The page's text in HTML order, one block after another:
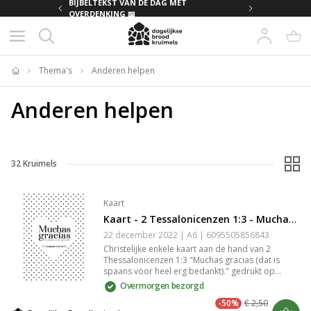
BIJBELTEKST VAN DE DAG MET
OVERDENKING 📖
Home
Thema's Anderen helpen
Anderen helpen
32Kruimels
Kaart
Kaart - 2 Tessalonicenzen 1:3 - Muchas gracias (Dat is Spaans Voor Heel Erg Bedankt)
22 december 2022 | A6 | 6095505856843
Christelijke enkele kaart aan de hand van 2
Thessalonicenzen 1:3 "Muchas gracias (dat is
spaans voor heel erg bedankt)." gedrukt op
duurzaam en stevig 300 grams papier met een
matte look. Op de goed beschrijfbare achterkant
van de kaart staat het logo van
Overmorgen bezorgd
€ 2,50
-50%